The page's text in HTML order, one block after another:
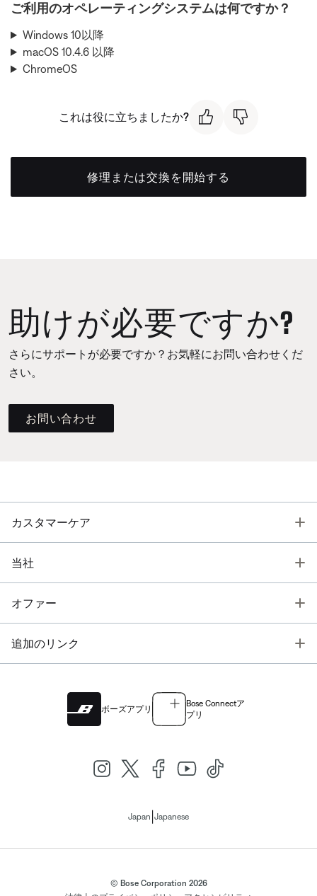
ご利用のオペレーティングシステムは何ですか？
Windows 10以降
macOS 10.4.6 以降
ChromeOS
これは役に立ちましたか?
修理または交換を開始する
助けが必要ですか?
さらにサポートが必要ですか？お気軽にお問い合わせくだ
さい。
お問い合わせ
カスタマーケア
当社
オファー
追加のリンク
ボーズアプリ
Bose Connectア
プリ
Japan Japanese
© Bose Corporation 2026